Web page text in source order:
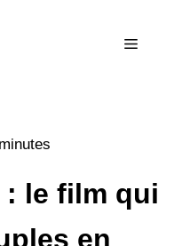
Menu
le film qui
en